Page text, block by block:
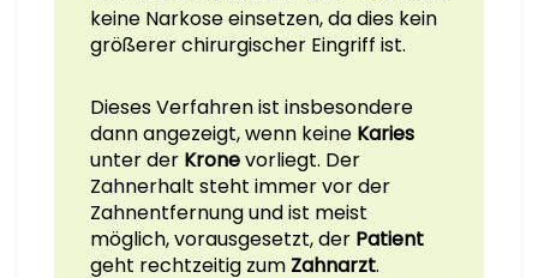
keine Narkose einsetzen, da dies kein
größerer chirurgischer Eingriff ist.
Dieses Verfahren ist insbesondere
dann angezeigt, wenn keine Karies
unter der Kronevorliegt. Der
Zahnerhalt steht immer vor der
Zahnentfernung und ist meist
möglich, vorausgesetzt, der Patient
geht rechtzeitig zum Zahnarzt.